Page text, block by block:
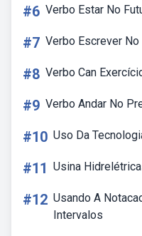
#6 Verbo Estar No
#7 Verbo Escrever No
#8 Verbo Can
#9 Verbo Andar No
#10 Uso Da
#11 Usina
#12 Usando A
Intervalos